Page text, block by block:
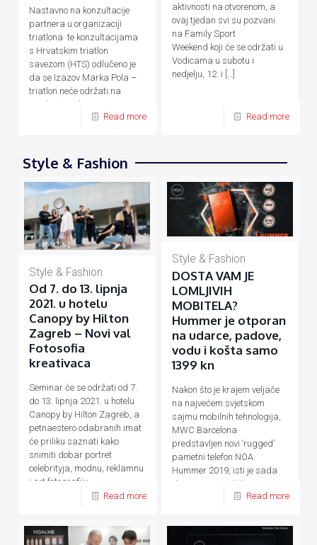
Nastavno na konzultacije
partnera u organizaciji
triatlona te konzultacijama
s Hrvatskim triatlon
savezom (HTS) odlučeno je
da se Izazov Marka Pola –
triatlon neće održati na
predviđene datume, 24. – 26.
Read more
aktivnosti na otvorenom, a
ovaj tjedan svi su pozvani
na Family Sport
Weekend koji će se održati u
Vodicama u subotu i
nedjelju, 12. i
Read more
Style & Fashion
Style & Fashion
Od 7. do 13. lipnja
2021. u hotelu
Canopy by Hilton
Zagreb – Novi val
Fotosofia
kreativaca
Seminar će se održati od 7.
do 13. lipnja 2021. u hotelu
Canopy by Hilton Zagreb, a
petnaestero odabranih imat
će priliku saznati kako
snimiti dobar portret
celebrityja, modnu, reklamnu
i art fotografiju.
Read more
Style & Fashion
DOSTA VAM JE
LOMLJIVIH
MOBITELA?
Hummer je otporan
na udarce, padove,
vodu i košta samo
1399 kn
Nakon što je krajem veljače
na najvećem svjetskom
sajmu mobilnih tehnologija,
MWC Barcelona
predstavljen novi ‘rugged’
pametni telefon NOA
Hummer 2019, isti je sada
dostupan na tržištu. Za sve
Read more